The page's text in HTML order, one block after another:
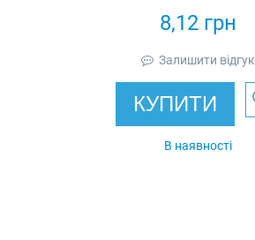
гайкою М8
8,12грн
Залишити відгук
КУПИТИ
В наявності